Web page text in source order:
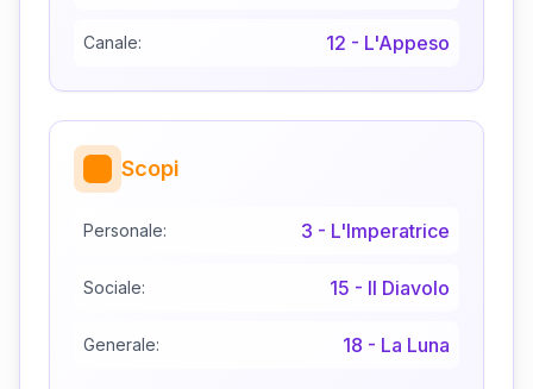
Canale: 12 - L'Appeso
Scopi
Personale: 3 - L'Imperatrice
Sociale: 15 - Il Diavolo
Generale: 18 - La Luna